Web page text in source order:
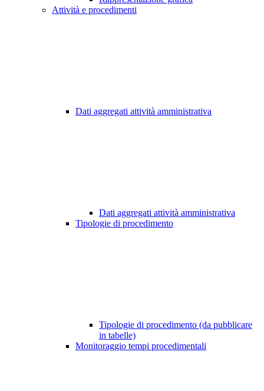
Attività e procedimenti
Dati aggregati attività amministrativa
Dati aggregati attività amministrativa
Tipologie di procedimento
Tipologie di procedimento (da pubblicare
in tabelle)
Monitoraggio tempi procedimentali